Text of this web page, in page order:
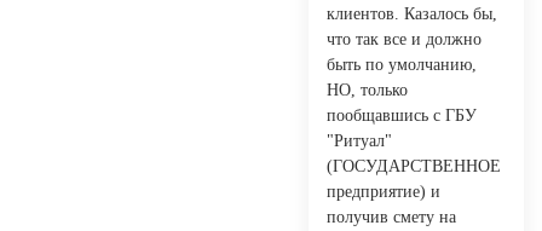
клиентов. Казалось бы,
что так все и должно
быть по умолчанию,
НО, только
пообщавшись с ГБУ
"Ритуал"
(ГОСУДАРСТВЕННОЕ
предприятие) и
получив смету на